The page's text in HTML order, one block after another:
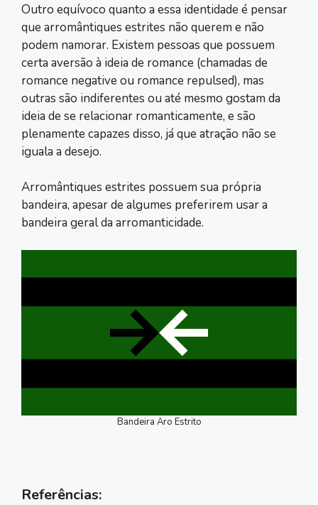
Outro equívoco quanto a essa identidade é pensar
que arromântiques estrites não querem e não
podem namorar. Existem pessoas que possuem
certa aversão à ideia de romance (chamadas de
romance negative ou romance repulsed), mas
outras são indiferentes ou até mesmo gostam da
ideia de se relacionar romanticamente, e são
plenamente capazes disso, já que atração não se
iguala a desejo.
Arromântiques estrites possuem sua própria
bandeira, apesar de algumes preferirem usar a
bandeira geral da arromanticidade.
Bandeira Aro Estrito
Referências: